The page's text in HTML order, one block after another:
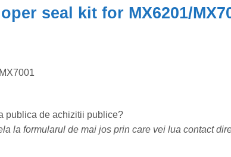
seal kit for MX6201/
publica de achizitii publice?
la formularul de mai jos prin care vei lua contact